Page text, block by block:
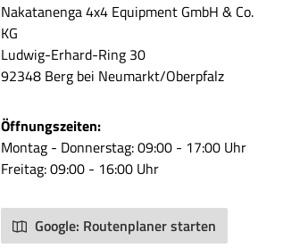
Nakatanenga 4x4 Equipment GmbH & Co.
KG
Ludwig-Erhard-Ring 30
92348 Berg bei Neumarkt/Oberpfalz
Öffnungszeiten:
Montag - Donnerstag: 09:00 - 17:00 Uhr
Freitag: 09:00 - 16:00 Uhr
Google: Routenplaner starten